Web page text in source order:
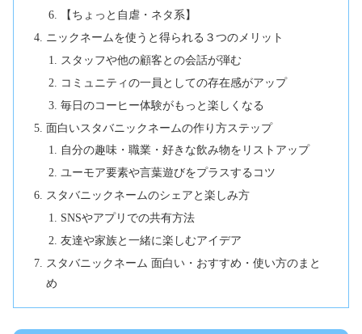
【ちょっと自虐・ネタ系】
ニックネームを使うと得られる３つのメリット
スタッフや他の顧客との会話が弾む
コミュニティの一員としての存在感がアップ
毎日のコーヒー体験がもっと楽しくなる
面白いスタバニックネームの作り方ステップ
自分の趣味・職業・好きな飲み物をリストアップ
ユーモア要素や言葉遊びをプラスするコツ
スタバニックネームのシェアと楽しみ方
SNSやアプリでの共有方法
友達や家族と一緒に楽しむアイデア
スタバニックネーム 面白い・おすすめ・使い方のまと
め